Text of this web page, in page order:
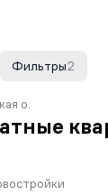
2
Фильтры
о.